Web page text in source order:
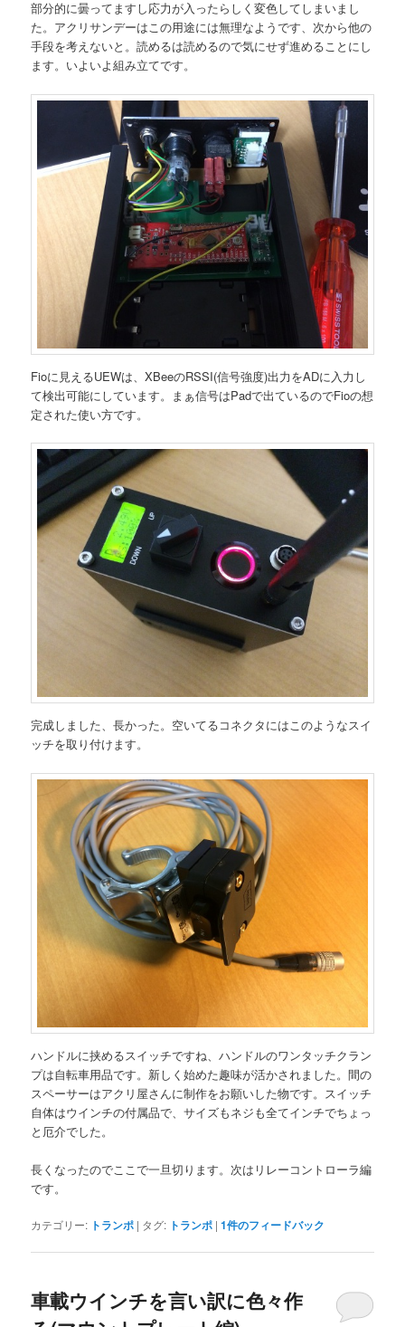
部分的に曇ってますし応力が入ったらしく変色してしまいまし
た。アクリサンデーはこの用途には無理なようです、次から他の
手段を考えないと。読めるは読めるので気にせず進めることにし
ます。いよいよ組み立てです。
Fioに見えるUEWは、XBeeのRSSI(信号強度)出力をADに入力し
て検出可能にしています。まぁ信号はPadで出ているのでFioの想
定された使い方です。
完成しました、長かった。空いてるコネクタにはこのようなスイ
ッチを取り付けます。
ハンドルに挟めるスイッチですね、ハンドルのワンタッチクラン
プは自転車用品です。新しく始めた趣味が活かされました。間の
スペーサーはアクリ屋さんに制作をお願いした物です。スイッチ
自体はウインチの付属品で、サイズもネジも全てインチでちょっ
と厄介でした。
長くなったのでここで一旦切ります。次はリレーコントローラ編
です。
カテゴリー: トランポ | タグ: トランポ |1件のフィードバック
車載ウインチを言い訳に色々作